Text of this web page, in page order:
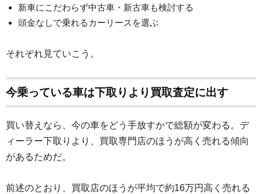
新車にこだわらず中古車・新古車も検討する
頭金なしで乗れるカーリースを選ぶ
それぞれ見ていこう。
今乗っている車は下取りより買取査定に出す
買い替えなら、今の車をどう手放すかで総額が変わる。デ
ィーラー下取りより、買取専門店のほうが高く売れる傾向
があるためだ。
前述のとおり、買取店のほうが平均で約16万円高く売れる